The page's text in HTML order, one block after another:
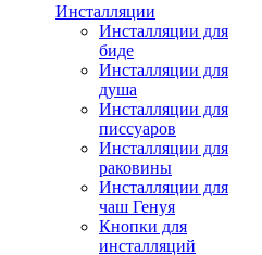
Инсталляции
Инсталляции для
биде
Инсталляции для
душа
Инсталляции для
писсуаров
Инсталляции для
раковины
Инсталляции для
чаш Генуя
Кнопки для
инсталляций